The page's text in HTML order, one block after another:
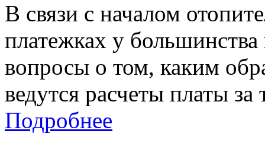
В связи с началом
платежках у
вопросы о том, каким
ведутся расчеты платы
Подробнее